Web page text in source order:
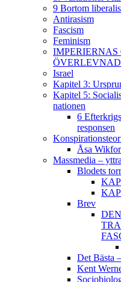
9 Bortom
Antirasism
Fascism
Feminism
IMPERIERNAS
ÖVERLEVNAD
Israel
Kapitel 3:
Kapitel 5:
nationen
6
responsen
Åsa
Massmedia –
Blodets
Brev
Det Bästa
Kent